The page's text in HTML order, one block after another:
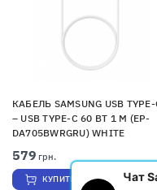
КАБЕЛЬ SAMSUNG USB TYPE-
– USB TYPE-C 60 ВТ 1 М (EP-
DA705BWRGRU) WHITE
579 грн.
КУПИТЬ Чат